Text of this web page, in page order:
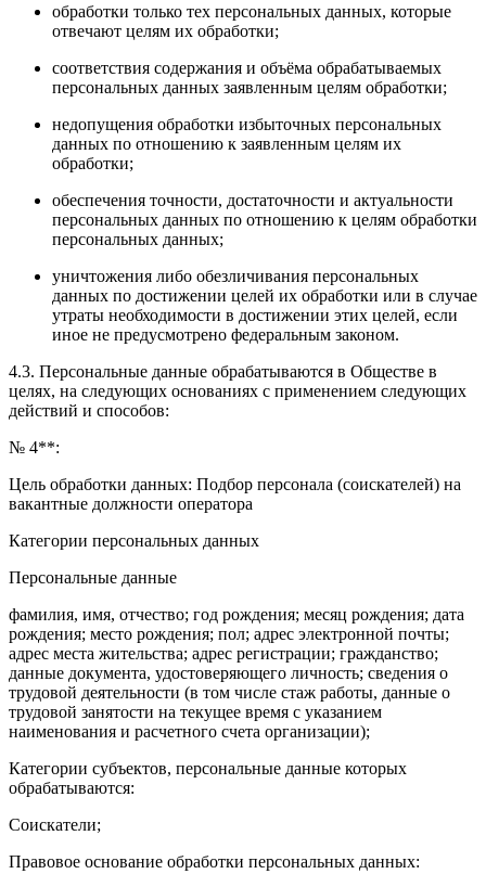
обработки только тех персональных данных, которые
отвечают целям их обработки;
соответствия содержания и объёма обрабатываемых
персональных данных заявленным целям обработки;
недопущения обработки избыточных персональных
данных по отношению к заявленным целям их
обработки;
обеспечения точности, достаточности и актуальности
персональных данных по отношению к целям обработки
персональных данных;
уничтожения либо обезличивания персональных
данных по достижении целей их обработки или в случае
утраты необходимости в достижении этих целей, если
иное не предусмотрено федеральным законом.
4.3. Персональные данные обрабатываются в Обществе в
целях, на следующих основаниях с применением следующих
действий и способов:
№ 4**:
Цель обработки данных: Подбор персонала (соискателей) на
вакантные должности оператора
Категории персональных данных
Персональные данные
фамилия, имя, отчество; год рождения; месяц рождения; дата
рождения; место рождения; пол; адрес электронной почты;
адрес места жительства; адрес регистрации; гражданство;
данные документа, удостоверяющего личность; сведения о
трудовой деятельности (в том числе стаж работы, данные о
трудовой занятости на текущее время с указанием
наименования и расчетного счета организации);
Категории субъектов, персональные данные которых
обрабатываются:
Соискатели;
Правовое основание обработки персональных данных: